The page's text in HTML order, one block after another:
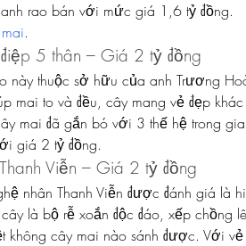
rao bán với mức giá 1,6 tỷ đồng.
.
5 thân – Giá 2 tỷ đồng
này thuộc sở hữu của anh Trương
mai to và đều, cây mang vẻ đẹp
mai đã gắn bó với 3 thế hệ trong
giá 2 tỷ đồng.
Viễn – Giá 2 tỷ đồng
nhân Thanh Viễn được đánh giá là
là bộ rễ xoắn độc đáo, xếp chồng
không cây mai nào sánh được. Với